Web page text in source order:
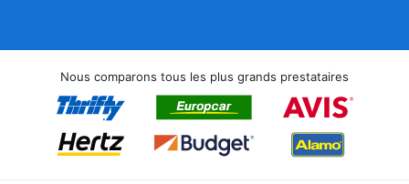
Nous comparons tous les plus grands prestataires